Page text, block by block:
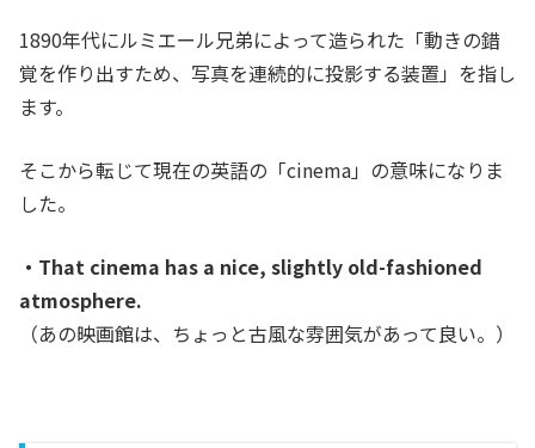
1890年代にルミエール兄弟によって造られた「動きの錯
覚を作り出すため、写真を連続的に投影する装置」を指し
ます。
そこから転じて現在の英語の「cinema」の意味になりま
した。
・That cinema has a nice, slightly old-fashioned
atmosphere.
（あの映画館は、ちょっと古風な雰囲気があって良い。）